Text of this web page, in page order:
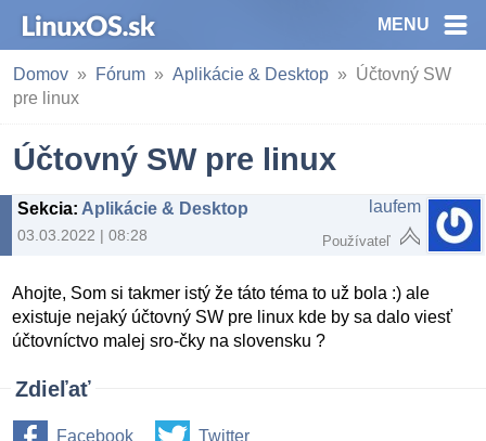
MENU
Domov Fórum Aplikácie & Desktop
Účtovný SW
pre linux
Účtovný SW pre linux
Sekcia: Aplikácie & Desktop
03.03.2022 | 08:28
laufem
Používateľ
Ahojte, Som si takmer istý že táto téma to už bola :) ale
existuje nejaký účtovný SW pre linux kde by sa dalo viesť
účtovníctvo malej sro-čky na slovensku ?
Zdieľať
Facebook Twitter